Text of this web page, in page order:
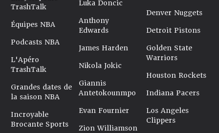
TrashTalk
Équipes NBA
Podcasts NBA
L'Apéro
TrashTalk
Grandes dates de
la saison NBA
Incroyable
Brocante Sports
Luka Doncic
Anthony
Edwards
James Harden
Nikola Jokic
Giannis
Antetokounmpo
Evan Fournier
Zion Williamson
Denver Nuggets
Detroit Pistons
Golden State
Warriors
Houston Rockets
Indiana Pacers
Los Angeles
Clippers